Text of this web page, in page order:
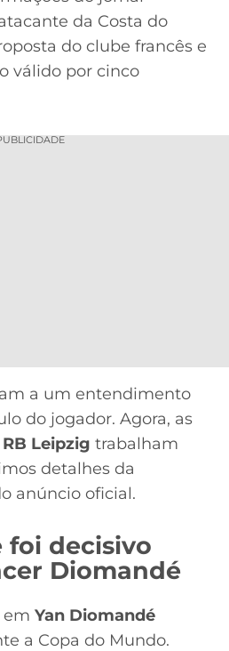
da Costa do
do clube francês e
válido por cinco
a um entendimento
do jogador. Agora, as
RB Leipzig trabalham
detalhes da
anúncio oficial.
foi decisivo
Diomandé
em Yan Diomandé
a Copa do Mundo.